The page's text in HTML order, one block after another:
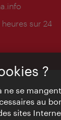
sur 24
privée
?
se mangent
au
sites